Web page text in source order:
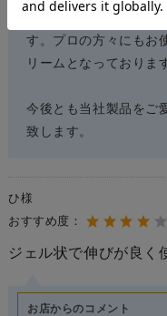
な革のコンディション
す。プロの方々にもお
リームとなっておりま
今後とも当社製品をご
致します。
ひ様
おすすめ度：
ジェル状で伸びが良く
お店からのコメント